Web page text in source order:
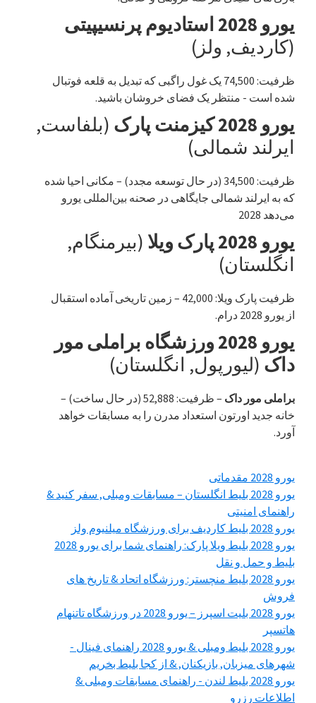
یورو 2028 استادیوم پرنسیپیتی
(کاردیف, ولز)
ظرفیت: 74,500 یک غول راگبی که تبدیل به قلعه فوتبال
شده است - منتظر یک فضای خروشان باشید.
یورو 2028 کیزمنت پارک
(بلفاست,
ایرلند شمالی)
ظرفیت: 34,500 (در حال توسعه مجدد) – مکانی احیا شده
که به ایرلند شمالی جایگاهی در صحنه بین‌المللی یورو
می‌دهد 2028
یورو 2028 پارک ویلا
(بیرمنگام,
انگلستان)
ظرفیت پارک ویلا: 42,000 – زمین تاریخی آماده استقبال
از یورو 2028 درام.
یورو 2028 ورزشگاه براملی مور
داک (لیورپول, انگلستان)
براملی مور داک
– ظرفیت: 52,888 (در حال ساخت) –
خانه جدید اورتون استعداد مدرن را به مسابقات خواهد
آورد.
یورو 2028 مقدماتی
یورو 2028 بلیط انگلستان – مسابقات ومبلی, سفر کنید &
راهنمای امنیتی
یورو 2028 بلیط کاردیف برای ورزشگاه میلنیوم ولز
یورو 2028 بلیط ویلا پارک: راهنمای شما برای یورو 2028
بلیط و حمل و نقل
یورو 2028 بلیط منچستر: ورزشگاه اتحاد & تاریخ های
فروش
یورو 2028 بلیت اسپرز – یورو 2028 در ورزشگاه تاتنهام
هاتسپر
یورو 2028 بلیط ومبلی & یورو 2028 راهنمای فینال -
شهرهای میزبان, بازیکنان, & از کجا بلیط بخریم
یورو 2028 بلیط لندن - راهنمای مسابقات ومبلی &
اطلاعات رزرو